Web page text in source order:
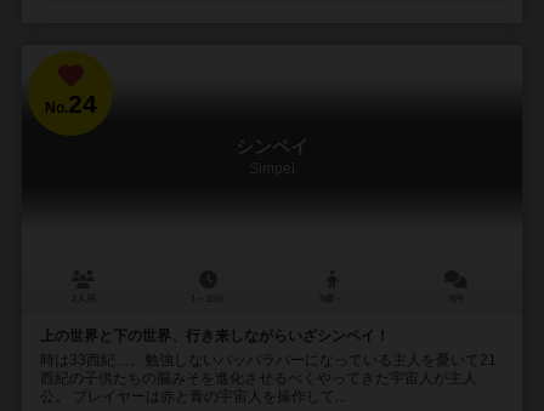
No.24
シンペイ
Simpei
上の世界と下の世界、行き来しながらいざシンペイ！
時は33西紀…。勉強しないパッパラパーになっている主人を憂いて21
西紀の子供たちの脳みそを進化させるべくやってきた宇宙人が主人
公。 プレイヤーは赤と青の宇宙人を操作して...